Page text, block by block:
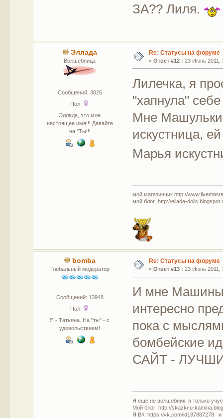
ЗА?? Лиля.
Эллада
Волшебница
Сообщений: 3025
Пол:
Эллада, это мое
настоящее имя!!! Давайте
на "Ты!!!
Re: Статусы на форуме
« Ответ #12 : 23 Июнь 2011,
Лилечка, я
"хапнула"
Мне
искустница,
Марья
мой магазинчик http://
мой блог http://ellada-
bomba
Глобальный модератор
Сообщений: 13948
Пол:
Я - Татьяна. На "ты" - с
удовольствием!
Re: Статусы на форуме
« Ответ #13 : 23 Июнь 2011,
И мне Машины
интересно
пока с
бомбейские
САЙТ -
Я еще не волшебник, я только
Мой блог: http://skazki-u-
Я ВК: https://vk.com/id187887278 и